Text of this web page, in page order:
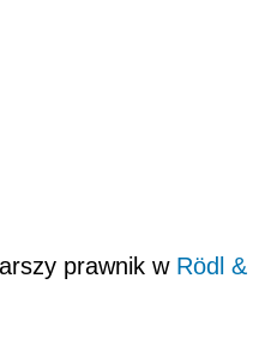
prawnik w Rödl &